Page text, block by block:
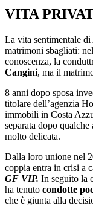
VITA
La vita sentimentale
matrimoni sbagliati:
conoscenza, la
Cangini, ma il
8 anni dopo sposa
titolare dell’agenzia
immobili in Costa
separata dopo
molto delicata.
Dalla loro unione nel
coppia entra in crisi a
GF VIP. In seguito la
ha tenuto condotte
che è giunta alla